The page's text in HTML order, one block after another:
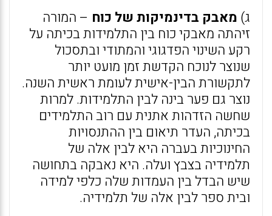
ג) מאבק בדינמיקות של כוח – המורה
זיהתה מאבקי כוח בין התלמידות בכיתה על
רקע השינוי הפדגוגי והמתודי ובתסכול
שנוצר לנוכח הקדשת זמן מועט יותר
לתקשורת הבין-אישית לעומת ראשית השנה.
נוצר גם פער בינה לבין התלמידות. למרות
שחשה הזדהות אתנית עם רוב התלמידים
בכיתה, העדר תיאום בין ההתנסויות
החינוכיות בעברה היא לבין אלה של
תלמידיה בצבץ ועלה. היא נאבקה בתחושה
שיש הבדל בין העמדות שלה כלפי למידה
ובית ספר לבין אלה של תלמידיה.